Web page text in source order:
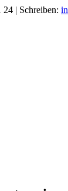
24 | Schreiben: